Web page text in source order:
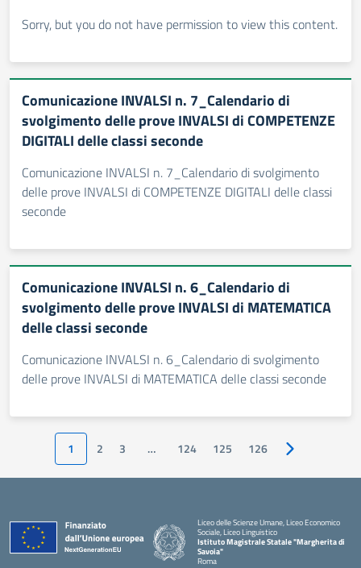
Sorry, but you do not have permission to view this content.
Comunicazione INVALSI n. 7_Calendario di
svolgimento delle prove INVALSI di COMPETENZE
DIGITALI delle classi seconde
Comunicazione INVALSI n. 7_Calendario di svolgimento
delle prove INVALSI di COMPETENZE DIGITALI delle classi
seconde
Comunicazione INVALSI n. 6_Calendario di
svolgimento delle prove INVALSI di MATEMATICA
delle classi seconde
Comunicazione INVALSI n. 6_Calendario di svolgimento
delle prove INVALSI di MATEMATICA delle classi seconde
1 2 3 … 124 125 126 Pagina
Liceo delle Scienze Umane, Liceo Economico
Sociale, Liceo Linguistico
Istituto Magistrale Statale "Margherita di
Savoia"
Roma